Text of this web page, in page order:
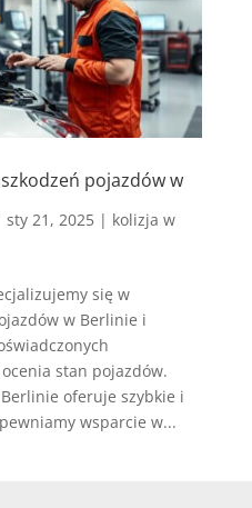
pojazdów w
sty 21, 2025| kolizja w
się w
w Berlinie i
stan pojazdów.
oferuje szybkie i
wsparcie w...